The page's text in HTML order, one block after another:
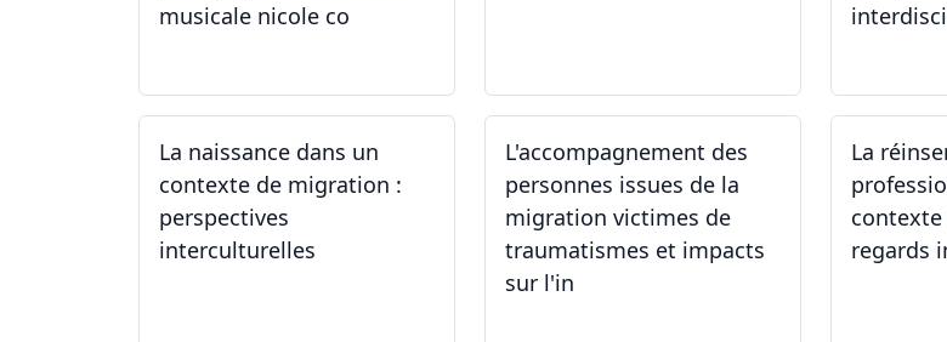
musicale nicole co
La naissance dans un
contexte de migration :
perspectives
interculturelles
L'accompagnement des
personnes issues de la
migration victimes de
traumatismes et impacts
sur l'in
La
regards